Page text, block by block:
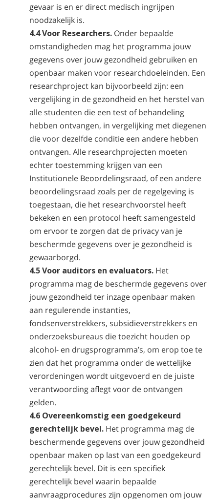
gevaar is en er direct medisch ingrijpen
noodzakelijk is.
4.4 Voor Researchers. Onder bepaalde
omstandigheden mag het programma jouw
gegevens over jouw gezondheid gebruiken en
openbaar maken voor researchdoeleinden. Een
researchproject kan bijvoorbeeld zijn: een
vergelijking in de gezondheid en het herstel van
alle studenten die een test of behandeling
hebben ontvangen, in vergelijking met diegenen
die voor dezelfde conditie een andere hebben
ontvangen. Alle researchprojecten moeten
echter toestemming krijgen van een
Institutionele Beoordelingsraad, of een andere
beoordelingsraad zoals per de regelgeving is
toegestaan, die het researchvoorstel heeft
bekeken en een protocol heeft samengesteld
om ervoor te zorgen dat de privacy van je
beschermde gegevens over je gezondheid is
gewaarborgd.
4.5 Voor auditors en evaluators. Het
programma mag de beschermde gegevens over
jouw gezondheid ter inzage openbaar maken
aan regulerende instanties,
fondsenverstrekkers, subsidieverstrekkers en
onderzoeksbureaus die toezicht houden op
alcohol- en drugsprogramma’s, om erop toe te
zien dat het programma onder de wettelijke
verordeningen wordt uitgevoerd en de juiste
verantwoording aflegt voor de ontvangen
gelden.
4.6 Overeenkomstig een goedgekeurd
gerechtelijk bevel. Het programma mag de
beschermende gegevens over jouw gezondheid
openbaar maken op last van een goedgekeurd
gerechtelijk bevel. Dit is een specifiek
gerechtelijk bevel waarin bepaalde
aanvraagprocedures zijn opgenomen om jouw